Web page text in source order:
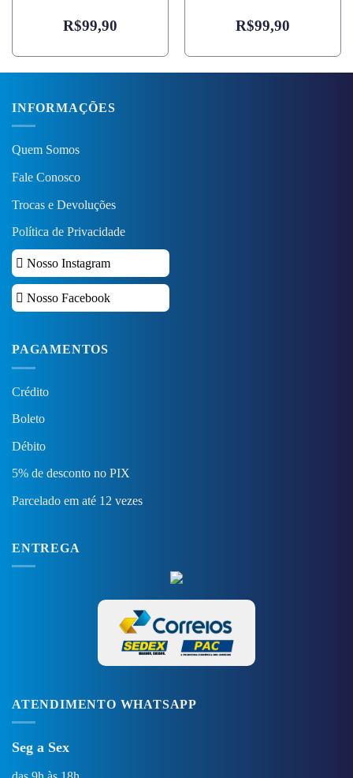
R$99,90 R$99,90
INFORMAÇÕES
Quem Somos
Fale Conosco
Trocas e Devoluções
Política de Privacidade
Nosso Instagram
Nosso Facebook
PAGAMENTOS
Crédito
Boleto
Débito
5% de desconto no PIX
Parcelado em até 12 vezes
ENTREGA
ATENDIMENTO WHATSAPP
Seg a Sex